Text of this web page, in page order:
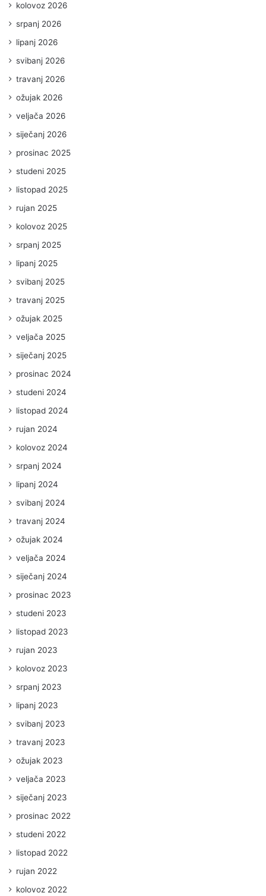
kolovoz 2026
srpanj 2026
lipanj 2026
svibanj 2026
travanj 2026
ožujak 2026
veljača 2026
siječanj 2026
prosinac 2025
studeni 2025
listopad 2025
rujan 2025
kolovoz 2025
srpanj 2025
lipanj 2025
svibanj 2025
travanj 2025
ožujak 2025
veljača 2025
siječanj 2025
prosinac 2024
studeni 2024
listopad 2024
rujan 2024
kolovoz 2024
srpanj 2024
lipanj 2024
svibanj 2024
travanj 2024
ožujak 2024
veljača 2024
siječanj 2024
prosinac 2023
studeni 2023
listopad 2023
rujan 2023
kolovoz 2023
srpanj 2023
lipanj 2023
svibanj 2023
travanj 2023
ožujak 2023
veljača 2023
siječanj 2023
prosinac 2022
studeni 2022
listopad 2022
rujan 2022
kolovoz 2022